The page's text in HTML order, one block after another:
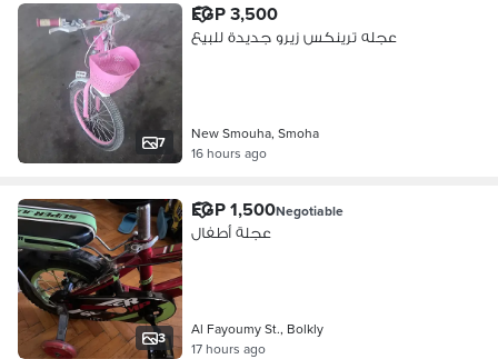
7
EGP 3,500
عجله ترينكس زيرو جديدة للبيع
New Smouha, Smoha
16 hours ago
3
EGP 1,500Negotiable
عجلة أطفال
Al Fayoumy St., Bolkly
17 hours ago